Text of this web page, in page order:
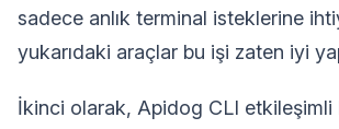
sadece anlık terminal isteklerine
yukarıdaki araçlar bu işi zaten iyi
İkinci olarak, Apidog CLI etkileşimli